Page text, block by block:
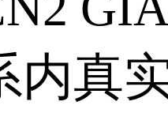
内真